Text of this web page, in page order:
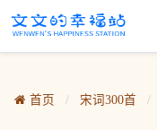
首页 / 宋词300首 /